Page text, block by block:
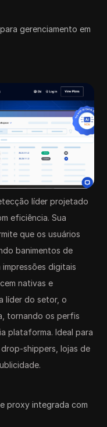
gerenciamento em
líder projetado
eficiência. Sua
que os usuários
banimentos de
digitais
nativas e
líder do setor, o
tornando os perfis
plataforma. Ideal para
shippers, lojas de
proxy integrada com